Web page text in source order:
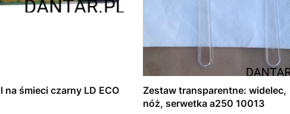
na śmieci czarny LD ECO
Zestaw transparentne: widelec,
nóż, serwetka a250 10013